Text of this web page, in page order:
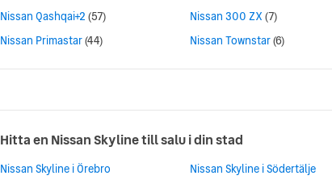
Nissan Qashqai+2 (57)
Nissan Primastar(44)
Nissan 300 ZX (7)
Nissan Townstar(6)
Hitta en Nissan Skyline till salu i din stad
Nissan Skyline i Örebro
Nissan Skyline i Södertälje